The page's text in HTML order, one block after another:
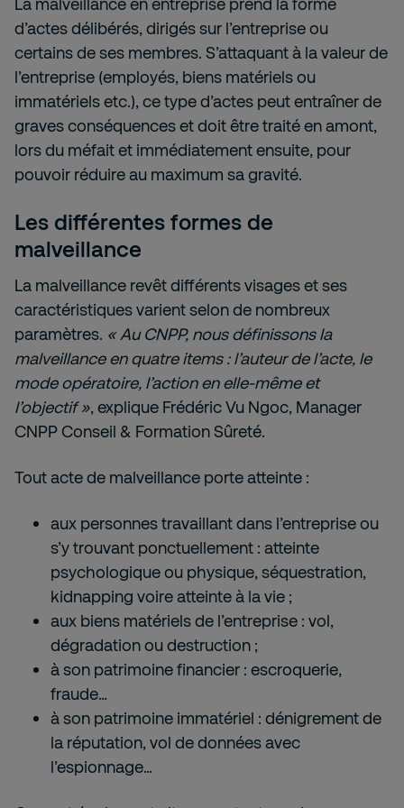
d’actes délibérés, dirigés sur l’entreprise ou
certains de ses membres. S’attaquant à la valeur de
l’entreprise (employés, biens matériels ou
immatériels etc.), ce type d’actes peut entraîner de
graves conséquences et doit être traité en amont,
lors du méfait et immédiatement ensuite, pour
pouvoir réduire au maximum sa gravité.
Les différentes formes de
malveillance
La malveillance revêt différents visages et ses
caractéristiques varient selon de nombreux
paramètres. « Au CNPP, nous définissons la
malveillance en quatre items : l’auteur de l’acte, le
mode opératoire, l’action en elle-même et
l’objectif », explique Frédéric Vu Ngoc, Manager
CNPP Conseil & Formation Sûreté.
Tout acte de malveillance porte atteinte :
aux personnes travaillant dans l’entreprise ou
s’y trouvant ponctuellement : atteinte
psychologique ou physique, séquestration,
kidnapping voire atteinte à la vie ;
aux biens matériels de l’entreprise : vol,
dégradation ou destruction ;
à son patrimoine financier : escroquerie,
fraude…
à son patrimoine immatériel : dénigrement de
la réputation, vol de données avec
l’espionnage…